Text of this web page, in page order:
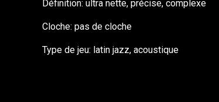
Définition: ultra nette, précise, complexe
Cloche: pas de cloche
Type de jeu: latin jazz, acoustique